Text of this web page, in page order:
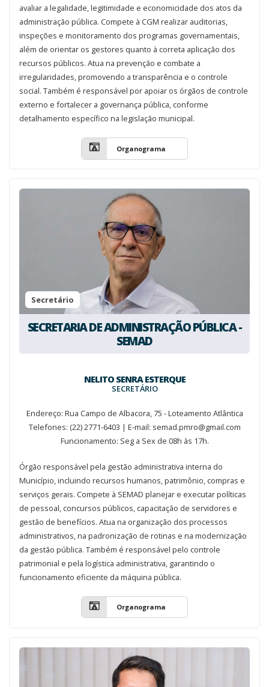
avaliar a legalidade, legitimidade e economicidade dos atos da
administração pública. Compete à CGM realizar auditorias,
inspeções e monitoramento dos programas governamentais,
além de orientar os gestores quanto à correta aplicação dos
recursos públicos. Atua na prevenção e combate a
irregularidades, promovendo a transparência e o controle
social. Também é responsável por apoiar os órgãos de controle
externo e fortalecer a governança pública, conforme
detalhamento específico na legislação municipal.
Organograma
Secretário
SECRETARIA DE ADMINISTRAÇÃO PÚBLICA -
SEMAD
NELITO SENRA ESTERQUE
SECRETÁRIO
Endereço: Rua Campo de Albacora, 75 - Loteamento Atlântica
Telefones: (22) 2771-6403 | E-mail: semad.pmro@gmail.com
Funcionamento: Seg a Sex de 08h às 17h.
Órgão responsável pela gestão administrativa interna do
Município, incluindo recursos humanos, patrimônio, compras e
serviços gerais. Compete à SEMAD planejar e executar políticas
de pessoal, concursos públicos, capacitação de servidores e
gestão de benefícios. Atua na organização dos processos
administrativos, na padronização de rotinas e na modernização
da gestão pública. Também é responsável pelo controle
patrimonial e pela logística administrativa, garantindo o
funcionamento eficiente da máquina pública.
Organograma